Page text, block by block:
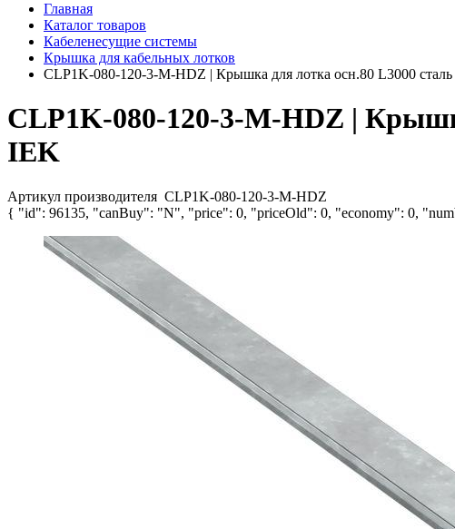
Главная
Каталог товаров
Кабеленесущие системы
Крышка для кабельных лотков
CLP1K-080-120-3-M-HDZ | Крышка для лотка осн.80 L3000
CLP1K-080-120-3-M-HDZ |
IEK
Артикул производителя CLP1K-080-120-3-M-HDZ
{ "id": 96135, "canBuy": "N", "price": 0, "priceOld": 0, "economy": 0,